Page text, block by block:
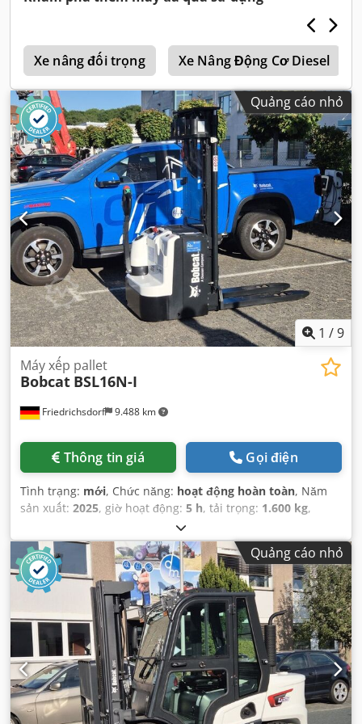
Xe nâng đối trọng Xe Nâng Động Cơ Diesel
Quảng cáo nhỏ
1 /9
Friedrichsdorf 9.488 km
Máy xếp pallet
Bobcat BSL16N-I
Thông tin giá Gọi điện
Tình trạng: mới, Chức năng: hoạt động hoàn toàn, Năm
sản xuất: 2025, giờ hoạt động: 5 h, tải trọng: 1.600 kg,
, nâng tự do:
nhiên liệu:điện, loại cột:triplex, chiều cao xây dựng:2.108
mm, chiều dài càng:1.150 mm, trọng lượng không tải:
1.340 kg, tổng chiều dài: 1.964 mm, loại truyền động:
Elektro
, chiều rộng xây dựng:820 mm,
Quảng cáo nhỏ